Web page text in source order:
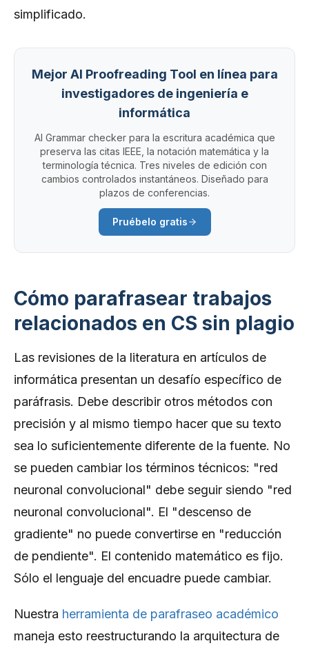
simplificado.
Mejor AI Proofreading Tool en línea para
investigadores de ingeniería e
informática
AI Grammar checker para la escritura académica que
preserva las citas IEEE, la notación matemática y la
terminología técnica. Tres niveles de edición con
cambios controlados instantáneos. Diseñado para
plazos de conferencias.
Pruébelo gratis
Cómo parafrasear trabajos
relacionados en CS sin plagio
Las revisiones de la literatura en artículos de
informática presentan un desafío específico de
paráfrasis. Debe describir otros métodos con
precisión y al mismo tiempo hacer que su texto
sea lo suficientemente diferente de la fuente. No
se pueden cambiar los términos técnicos: "red
neuronal convolucional" debe seguir siendo "red
neuronal convolucional". El "descenso de
gradiente" no puede convertirse en "reducción
de pendiente". El contenido matemático es fijo.
Sólo el lenguaje del encuadre puede cambiar.
Nuestra herramienta de parafraseo académico
maneja esto reestructurando la arquitectura de